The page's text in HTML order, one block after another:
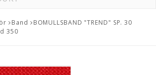
Band
BOMULLSBAND "TREND" SP. 30
350